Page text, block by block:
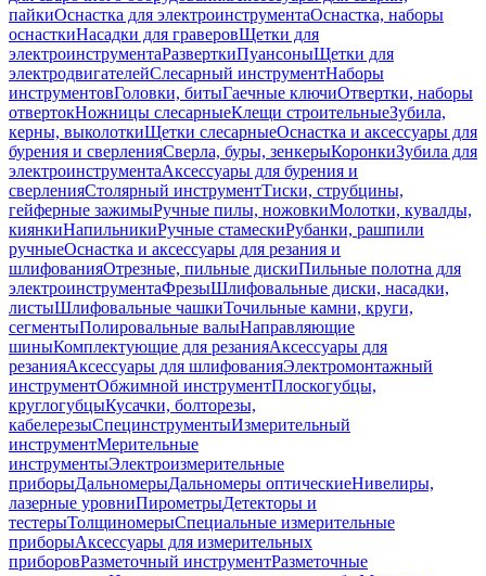
пайкиОснастка для электроинструментаОснастка, наборы
оснасткиНасадки для граверовЩетки для
электроинструментаРазверткиПуансоныЩетки для
электродвигателейСлесарный инструментНаборы
инструментовГоловки, битыГаечные ключиОтвертки, наборы
отвертокНожницы слесарныеКлещи строительныеЗубила,
керны, выколоткиЩетки слесарныеОснастка и аксессуары для
бурения и сверленияСверла, буры, зенкерыКоронкиЗубила для
электроинструментаАксессуары для бурения и
сверленияСтолярный инструментТиски, струбцины,
гейферные зажимыРучные пилы, ножовкиМолотки, кувалды,
киянкиНапильникиРучные стамескиРубанки, рашпили
ручныеОснастка и аксессуары для резания и
шлифованияОтрезные, пильные дискиПильные полотна для
электроинструментаФрезыШлифовальные диски, насадки,
листыШлифовальные чашкиТочильные камни, круги,
сегментыПолировальные валыНаправляющие
шиныКомплектующие для резанияАксессуары для
резанияАксессуары для шлифованияЭлектромонтажный
инструментОбжимной инструментПлоскогубцы,
круглогубцыКусачки, болторезы,
кабелерезыСпецинструментыИзмерительный
инструментМерительные
инструментыЭлектроизмерительные
приборыДальномерыДальномеры оптическиеНивелиры,
лазерные уровниПирометрыДетекторы и
тестерыТолщиномерыСпециальные измерительные
приборыАксессуары для измерительных
приборовРазметочный инструментРазметочные